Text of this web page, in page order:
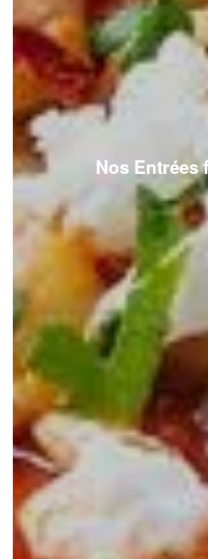
Nos Entrées